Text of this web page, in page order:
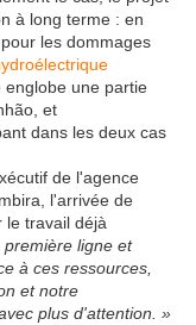
à long terme : en
les dommages
englobe une partie
et
dans les deux cas
de l'agence
l'arrivée de
le travail déjà
ligne et
à ces ressources,
et notre
plus d'attention. »